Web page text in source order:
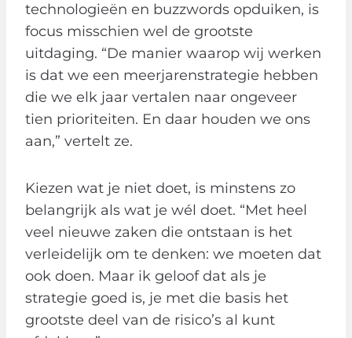
technologieën en buzzwords opduiken, is
focus misschien wel de grootste
uitdaging. “De manier waarop wij werken
is dat we een meerjarenstrategie hebben
die we elk jaar vertalen naar ongeveer
tien prioriteiten. En daar houden we ons
aan,” vertelt ze.
Kiezen wat je niet doet, is minstens zo
belangrijk als wat je wél doet. “Met heel
veel nieuwe zaken die ontstaan is het
verleidelijk om te denken: we moeten dat
ook doen. Maar ik geloof dat als je
strategie goed is, je met die basis het
grootste deel van de risico’s al kunt